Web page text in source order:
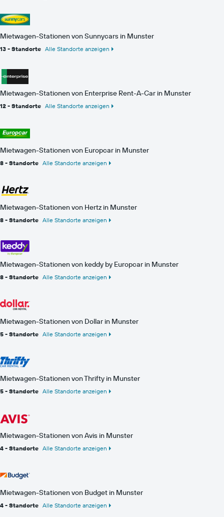
Mietwagen-Stationen von Sunnycars in Munster
13 - Standorte Alle Standorte anzeigen
Mietwagen-Stationen von Enterprise Rent-A-Car in Munster
12 - Standorte Alle Standorte anzeigen
Mietwagen-Stationen von Europcar in Munster
8 - Standorte Alle Standorte anzeigen
Mietwagen-Stationen von Hertz in Munster
8 - Standorte Alle Standorte anzeigen
Mietwagen-Stationen von keddy by Europcar in Munster
8 - Standorte Alle Standorte anzeigen
Mietwagen-Stationen von Dollar in Munster
5 - Standorte Alle Standorte anzeigen
Mietwagen-Stationen von Thrifty in Munster
5 - Standorte Alle Standorte anzeigen
Mietwagen-Stationen von Avis in Munster
4 - Standorte Alle Standorte anzeigen
Mietwagen-Stationen von Budget in Munster
4 - Standorte Alle Standorte anzeigen